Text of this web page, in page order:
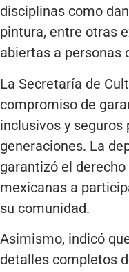
disciplinas como
pintura, entre otras
abiertas a personas
La Secretaría de
compromiso de
inclusivos y seguros
generaciones. La
garantizó el
mexicanas a
su comunidad.
Asimismo, indicó
detalles completos